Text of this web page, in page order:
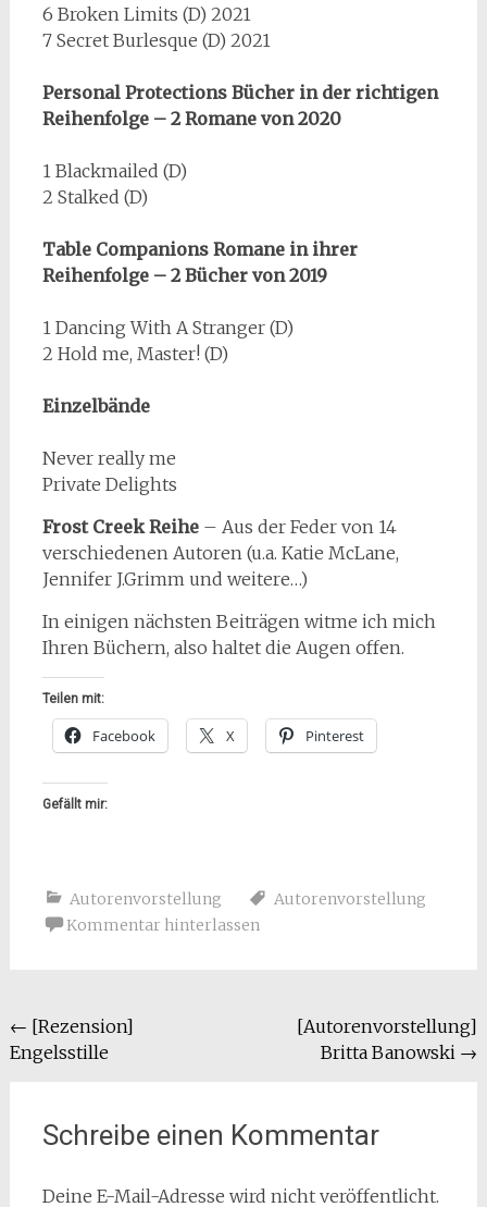
6 Broken Limits (D) 2021
7 Secret Burlesque (D) 2021
Personal Protections Bücher in der richtigen
Reihenfolge – 2 Romane von 2020
1 Blackmailed (D)
2 Stalked (D)
Table Companions Romane in ihrer
Reihenfolge – 2 Bücher von 2019
1 Dancing With A Stranger (D)
2 Hold me, Master! (D)
Einzelbände
Never really me
Private Delights
Frost Creek Reihe– Aus der Feder von 14
verschiedenen Autoren (u.a. Katie McLane,
Jennifer J.Grimm und weitere…)
In einigen nächsten Beiträgen witme ich mich
Ihren Büchern, also haltet die Augen offen.
Teilen mit:
Facebook X Pinterest
Gefällt mir:
Autorenvorstellung
Autorenvorstellung
Kommentar hinterlassen
Beitragsnavigation
← [Rezension]
Engelsstille
[Autorenvorstellung]
Britta Banowski →
Schreibe einen Kommentar
Deine E-Mail-Adresse wird nicht veröffentlicht.